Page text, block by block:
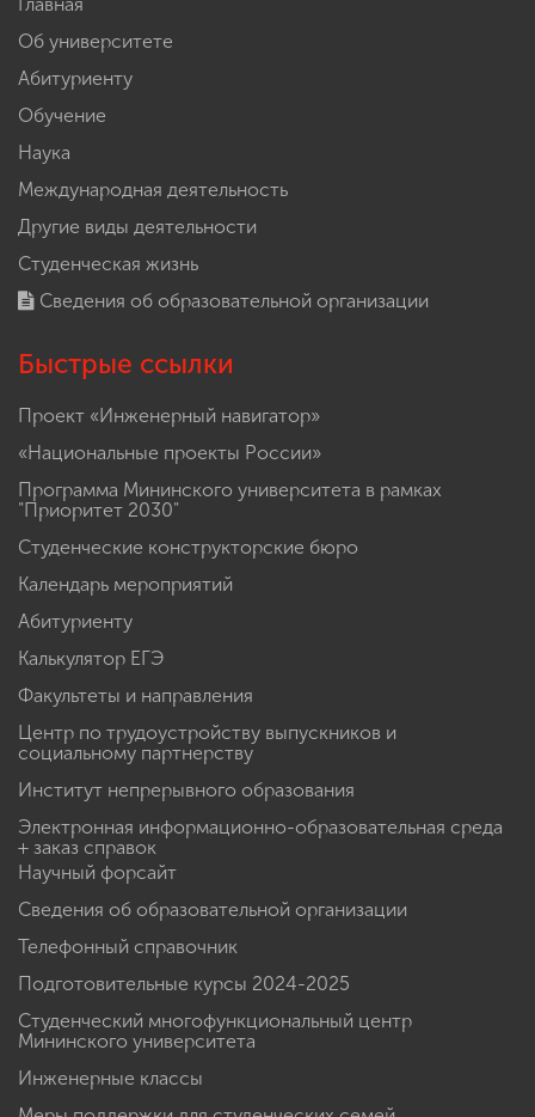
Об университете
Абитуриенту
Обучение
Наука
Международная деятельность
Другие виды деятельности
Студенческая жизнь
Сведения об образовательной организации
Быстрые ссылки
Проект «Инженерный навигатор»
«Национальные проекты России»
Программа Мининского университета в рамках
"Приоритет 2030"
Студенческие конструкторские бюро
Календарь мероприятий
Абитуриенту
Калькулятор ЕГЭ
Факультеты и направления
Центр по трудоустройству выпускников и
социальному партнерству
Институт непрерывного образования
Электронная информационно-образовательная среда
+ заказ справок
Научный форсайт
Сведения об образовательной организации
Телефонный справочник
Подготовительные курсы 2024-2025
Студенческий многофункциональный центр
Мининского университета
Инженерные классы